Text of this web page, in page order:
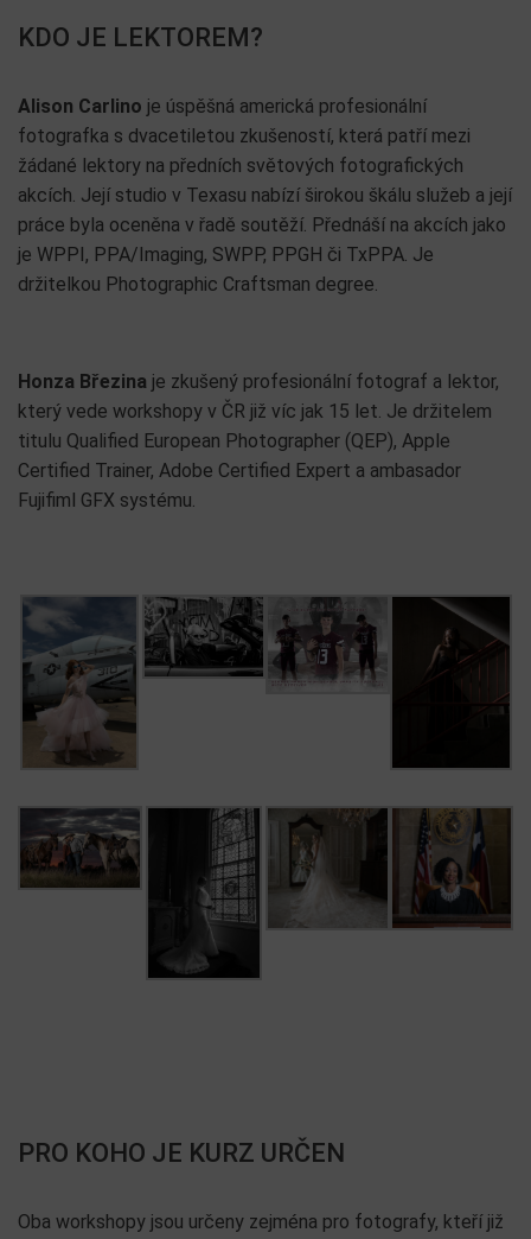
KDO JE LEKTOREM?
Alison Carlino je úspěšná americká profesionální
fotografka s dvacetiletou zkušeností, která patří mezi
žádané lektory na předních světových fotografických
akcích. Její studio v Texasu nabízí širokou škálu služeb a její
práce byla oceněna v řadě soutěží. Přednáší na akcích jako
je WPPI, PPA/Imaging, SWPP, PPGH či TxPPA. Je
držitelkou Photographic Craftsman degree.
Honza Březina je zkušený profesionální fotograf a lektor,
který vede workshopy v ČR již víc jak 15 let. Je držitelem
titulu Qualified European Photographer (QEP), Apple
Certified Trainer, Adobe Certified Expert a ambasador
Fujifiml GFX systému.
PRO KOHO JE KURZ URČEN
Oba workshopy jsou určeny zejména pro fotografy, kteří již